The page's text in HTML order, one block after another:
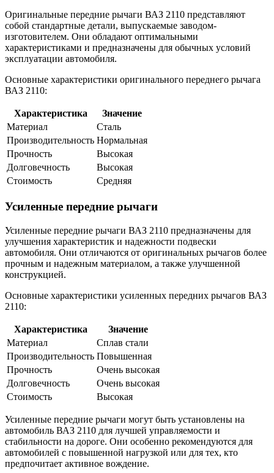
Оригинальные передние рычаги ВАЗ 2110 представляют
собой стандартные детали, выпускаемые заводом-
изготовителем. Они обладают оптимальными
характеристиками и предназначены для обычных условий
эксплуатации автомобиля.
Основные характеристики оригинального переднего рычага
ВАЗ 2110:
Характеристика
Значение
Материал
Сталь
Производительность Нормальная
Прочность
Высокая
Долговечность
Высокая
Стоимость
Средняя
Усиленные передние рычаги
Усиленные передние рычаги ВАЗ 2110 предназначены для
улучшения характеристик и надежности подвески
автомобиля. Они отличаются от оригинальных рычагов более
прочным и надежным материалом, а также улучшенной
конструкцией.
Основные характеристики усиленных передних рычагов ВАЗ
2110:
Характеристика
Значение
Материал
Сплав стали
Производительность Повышенная
Прочность
Очень высокая
Долговечность
Очень высокая
Стоимость
Высокая
Усиленные передние рычаги могут быть установлены на
автомобиль ВАЗ 2110 для лучшей управляемости и
стабильности на дороге. Они особенно рекомендуются для
автомобилей с повышенной нагрузкой или для тех, кто
предпочитает активное вождение.